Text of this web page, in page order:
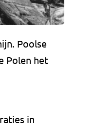
Poolse
Polen het
in